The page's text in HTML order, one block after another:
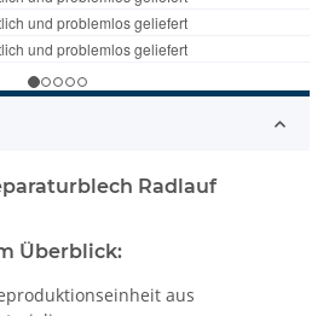
Radlauf
Überblick:
aus